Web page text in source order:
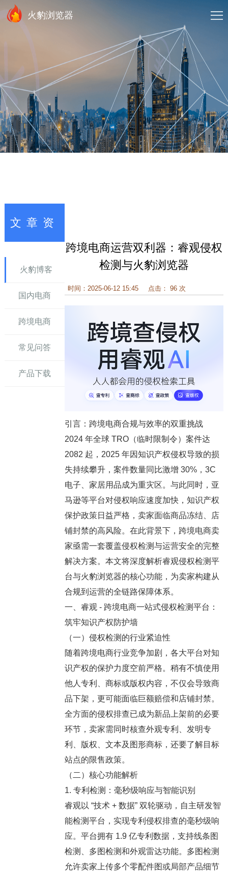
火豹浏览器
文章资
火豹博客
国内电商
跨境电商
常见问答
产品下载
跨境电商运营双利器：睿观侵权
检测与火豹浏览器
时间：2025-06-12 15:45 点击： 96 次
引言：跨境电商合规与效率的双重挑战
2024 年全球 TRO（临时限制令）案件达
2082 起，2025 年因知识产权侵权导致的损
失持续攀升，案件数量同比激增 30%，3C
电子、家居用品成为重灾区。与此同时，亚
马逊等平台对侵权响应速度加快，知识产权
保护政策日益严格，卖家面临商品冻结、店
铺封禁的高风险。在此背景下，跨境电商卖
家亟需一套覆盖侵权检测与运营安全的完整
解决方案。本文将深度解析睿观侵权检测平
台与火豹浏览器的核心功能，为卖家构建从
合规到运营的全链路保障体系。
一、睿观 - 跨境电商一站式侵权检测平台：
筑牢知识产权防护墙
（一）侵权检测的行业紧迫性
随着跨境电商行业竞争加剧，各大平台对知
识产权的保护力度空前严格。稍有不慎使用
他人专利、商标或版权内容，不仅会导致商
品下架，更可能面临巨额赔偿和店铺封禁。
全方面的侵权排查已成为新品上架前的必要
环节，卖家需同时核查外观专利、发明专
利、版权、文本及图形商标，还要了解目标
站点的限售政策。
（二）核心功能解析
1. 专利检测：毫秒级响应与智能识别
睿观以 “技术 + 数据” 双轮驱动，自主研发智
能检测平台，实现专利侵权排查的毫秒级响
应。平台拥有 1.9 亿专利数据，支持线条图
检测、多图检测和外观雷达功能。多图检测
允许卖家上传多个零配件图或局部产品细节